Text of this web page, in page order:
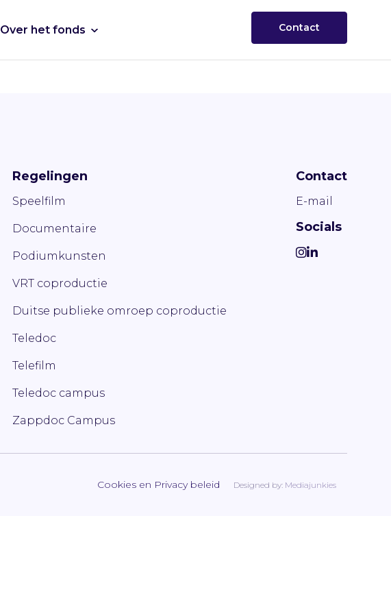
Over het fonds Contact
Regelingen
Speelfilm
Documentaire
Podiumkunsten
VRT coproductie
Duitse publieke omroep coproductie
Teledoc
Telefilm
Teledoc campus
Zappdoc Campus
Contact
E-mail
Socials
Cookies en Privacy beleid Designed by: Mediajunkies